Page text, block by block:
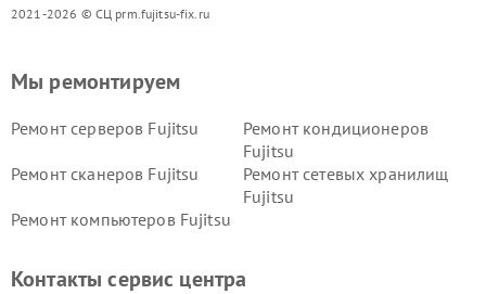
2021-2026 © СЦ prm.fujitsu-fix.ru
Мы ремонтируем
Ремонт серверов Fujitsu
Ремонт кондиционеров
Fujitsu
Ремонт сканеров Fujitsu
Ремонт сетевых хранилищ
Fujitsu
Ремонт компьютеров Fujitsu
Контакты сервис центра